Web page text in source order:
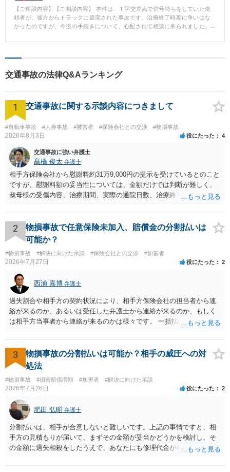
【ご相談内容】【ご相談内容】 本件は、Ｔ字交差点で信号待ちをしていた依
頼者が、後方からトラックに追突された事故です。治療終了時期に争いはな
かったのですが、今後の手続きについて、心配されて相談に来られました。
後遺障害が認定されるようにしなければなりませんでした。 そのため、主治
見込みに関する意見などを詳細に記載して頂きました。 その結果、後遺障害
等級１４級の認定がおり、適正な賠償を受けることができました。 【コメン
遺障害診断書」に記載して頂く検査などについて分析を行い、適正な後遺障
害認定がなされるように努めています。
交通事故の法律Q&Aランキング
1 交通事故に関する示談内容につきまして
#自動車事故 #人身事故 #被害者 #保険会社との交渉 #物損事故
2026年8月3日 役にたった 4
交通事故に強い弁護士
髙橋 俊太 弁護士
相手方保険会社から慰謝料約31万9,000円の提示を受けているとのこと
ですが、慰謝料額の妥当性については、金額だけでは判断が難しく、
叔母様の受傷内容、治療期間、実際の通院日数、治療終了の経緯、後
確認する必要があります。保険会社から提示される慰謝料額について
は、弁護士が介入することにより増額を検討できる場合がありますの
で、以下の資料・情報を準備した上で、弁護士に個別に相談すること
をお勧めいたします。 ・相手方保険会社から届いている示談金額の提
示書類 ・叔母様の診断名、けがの内容 ・治療開始日及び治療終了日
・入院の有無、通院回数 ・現在も症状が残っているか ・叔母様ご本人
やご家族等が加入している保険に、今回の事故で利用できる弁護士費
用特約が付帯しているか なお、被害者は叔母様ご本人となりますの
で、弁護士が受任する場合には、叔母様ご本人の依頼意思等を確認す
る必要があります。日本語での十分な意思疎通が難しいとのことです
ので、そのあたりのご事情も踏まえて、依頼意思の確認方法等を検討
2
物損事故で任意保険未加入、賠償金の分割払いは
可能か？
#物損事故 #解決に向けた示談 #保険会社との交渉 #加害者
2026年7月27日 役にたった 2
西浦 嘉博 弁護士
過失割合や相手方の契約状況により、相手方保険会社の担当者から連
絡が来るのか、あるいは受任した弁護士から連絡が来るのか、もしく
は相手方当事者から連絡が来るのかは様々です。 一括払いや分割払い
金の支払いにつき、分割払いに合意すれば、和解は可能です。 他方で
合意しなければ和解できないことになります。 今後の見通しを知る為
に、交渉の方向性につき、最寄りの法律事務所で相談だけでもされる
3
物損事故の分割払いは可能か？相手の威圧への対
処法
#物損事故 #損害賠償増額 #加害者 #解決に向けた示談
2026年7月26日 役にたった 2
肥田 弘昭 弁護士
分割払いは、相手が合意しないと難しいです。上記の事情ですと、相
手方の見積もりが届いて、まずその金額が妥当かどうかを検討し、そ
の金額に過失相殺をしたうえで、あなたにも修理代金が発生している
分割払いにしたいとの示談案を提案するのが良いかと思います。威圧